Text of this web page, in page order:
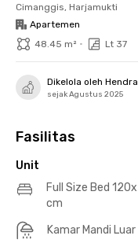
Cimanggis, Harjamukti
Apartemen
48.45 m² • Lt 37
Dikelola oleh
sejak Agustus 2025
Fasilitas
Unit
Full Size Bed
cm
Kamar Mandi Luar